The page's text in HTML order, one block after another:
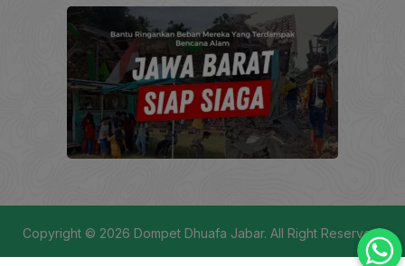
Copyright © 2026 Dompet Dhuafa Jabar. All Right Reserved.